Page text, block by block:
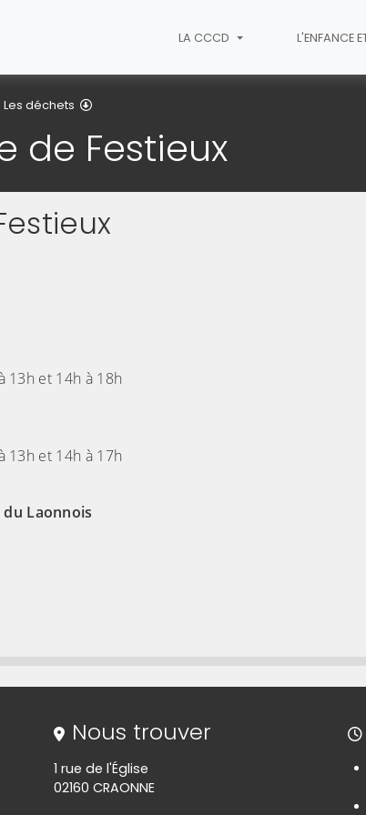
LA CCCD L'ENFANCE
Les déchets
de Festieux
13h et 14h à 18h
13h et 14h à 17h
Laonnois
et aller au lien qui permet d'accéder
Nous trouver
1 rue de l'Église
02160 CRAONNE